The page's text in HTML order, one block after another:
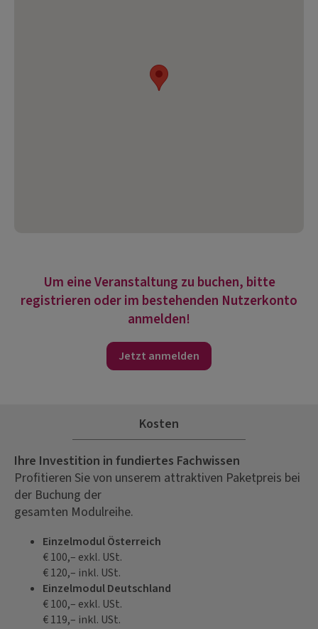
Um eine Veranstaltung zu buchen, bitte
registrieren oder im bestehenden Nutzerkonto
anmelden!
Jetzt anmelden
Kosten
Ihre Investition in fundiertes Fachwissen
Profitieren Sie von unserem attraktiven Paketpreis bei
der Buchung der
gesamten Modulreihe.
Einzelmodul Österreich
€ 100,– exkl. USt.
€ 120,– inkl. USt.
Einzelmodul Deutschland
€ 100,– exkl. USt.
€ 119,– inkl. USt.